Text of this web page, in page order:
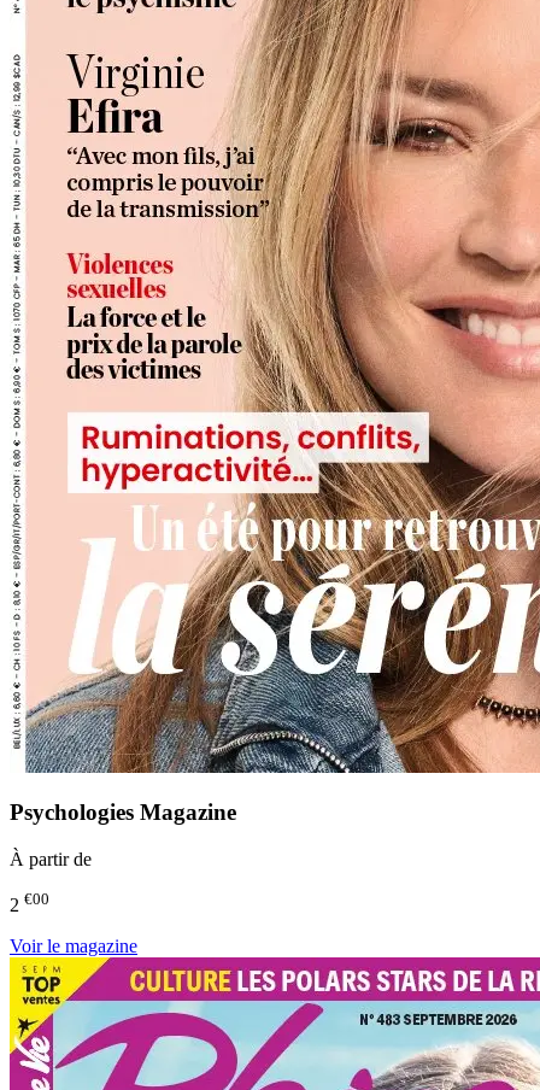
Psychologies Magazine
À partir de
2 €00
Voir le magazine